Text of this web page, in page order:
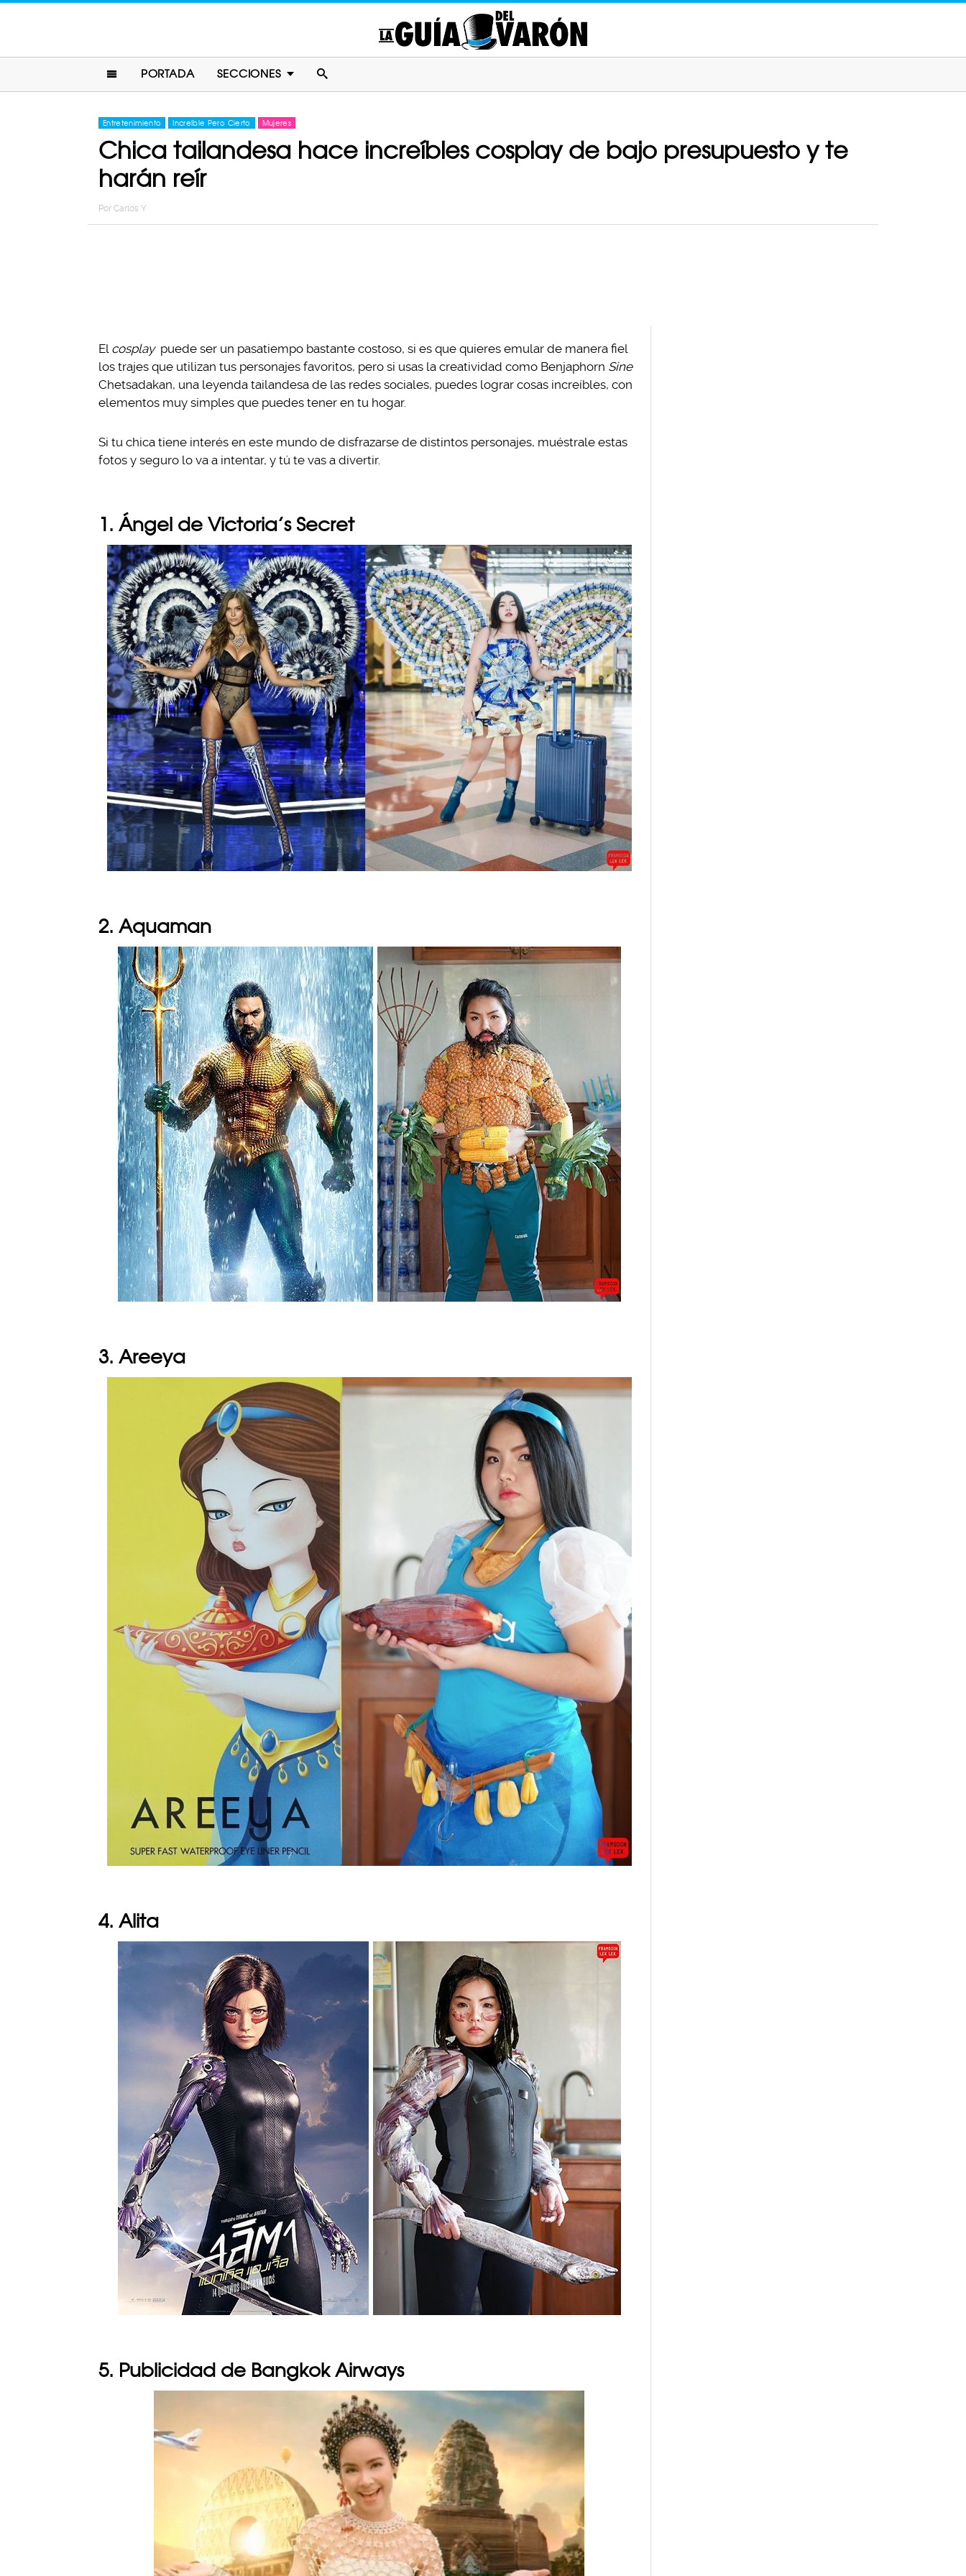
PORTADA SECCIONES
Entretenimiento Increíble Pero Cierto Mujeres
Chica tailandesa hace increíbles cosplay de bajo presupuesto y te
harán reír
Por Carlos Y
El cosplay puede ser un pasatiempo bastante costoso, si es que quieres emular de manera fiel
los trajes que utilizan tus personajes favoritos, pero si usas la creatividad como Benjaphorn Sine
Chetsadakan, una leyenda tailandesa de las redes sociales, puedes lograr cosas increíbles, con
elementos muy simples que puedes tener en tu hogar.
Si tu chica tiene interés en este mundo de disfrazarse de distintos personajes, muéstrale estas
fotos y seguro lo va a intentar, y tú te vas a divertir.
1. Ángel de Victoria’s Secret
2. Aquaman
3. Areeya
4. Alita
5. Publicidad de Bangkok Airways